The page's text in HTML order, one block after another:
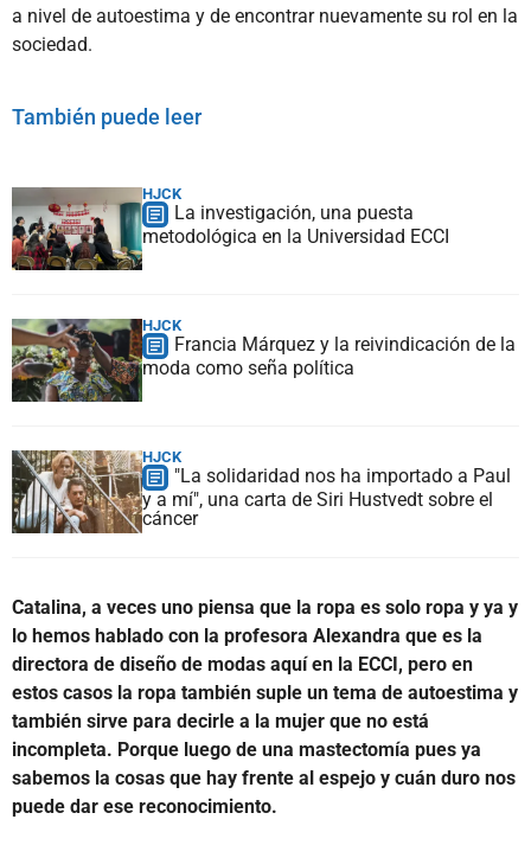
a nivel de autoestima y de encontrar nuevamente su rol en la
sociedad.
También puede leer
HJCK
La investigación, una puesta
metodológica en la Universidad ECCI
HJCK
Francia Márquez y la reivindicación de la
moda como seña política
HJCK
"La solidaridad nos ha importado a Paul
y a mí", una carta de Siri Hustvedt sobre el
cáncer
Catalina, a veces uno piensa que la ropa es solo ropa y ya y
lo hemos hablado con la profesora Alexandra que es la
directora de diseño de modas aquí en la ECCI, pero en
estos casos la ropa también suple un tema de autoestima y
también sirve para decirle a la mujer que no está
incompleta. Porque luego de una mastectomía pues ya
sabemos la cosas que hay frente al espejo y cuán duro nos
puede dar ese reconocimiento.